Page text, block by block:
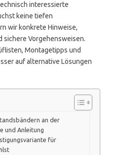
interessierte
keine tiefen
wir konkrete Hinweise,
sichere Vorgehensweisen.
Montagetipps und
auf alternative Lösungen
an der
und Anleitung
für